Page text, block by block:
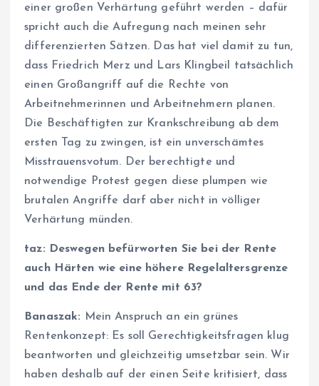
einer großen Verhärtung geführt werden – dafür
spricht auch die Aufregung nach meinen sehr
differenzierten Sätzen. Das hat viel damit zu tun,
dass Friedrich Merz und Lars Klingbeil tatsächlich
einen Großangriff auf die Rechte von
Arbeitnehmerinnen und Arbeitnehmern planen.
Die Beschäftigten zur Krankschreibung ab dem
ersten Tag zu zwingen, ist ein unverschämtes
Misstrauensvotum. Der berechtigte und
notwendige Protest gegen diese plumpen wie
brutalen Angriffe darf aber nicht in völliger
Verhärtung münden.
taz: Deswegen befürworten Sie bei der Rente
auch Härten wie eine höhere Regelaltersgrenze
und das Ende der Rente mit 63?
Banaszak: Mein Anspruch an ein grünes
Rentenkonzept: Es soll Gerechtigkeitsfragen klug
beantworten und gleichzeitig umsetzbar sein. Wir
haben deshalb auf der einen Seite kritisiert, dass